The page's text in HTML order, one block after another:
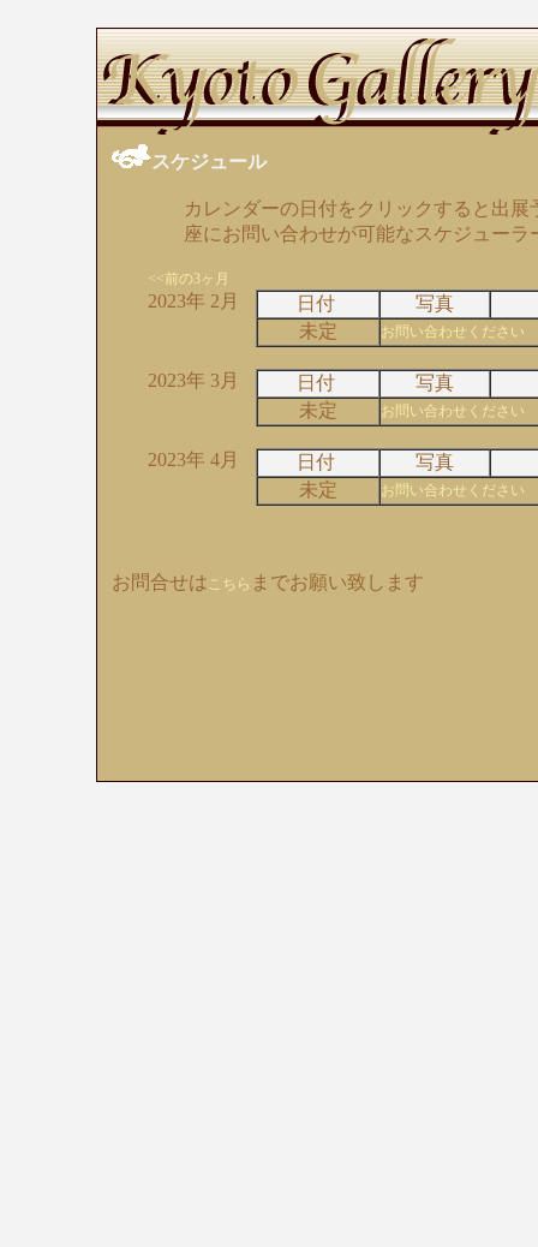
スケジュール
カレンダーの日付をクリックすると出
座にお問い合わせが可能なスケジュー
<<前の3ヶ月
2023年 2月 日付
写真
未定
お問い合わせください
2023年 3月 日付
写真
未定
お問い合わせください
2023年 4月 日付
写真
未定
お問い合わせください
お問合せは こちら までお願い致します